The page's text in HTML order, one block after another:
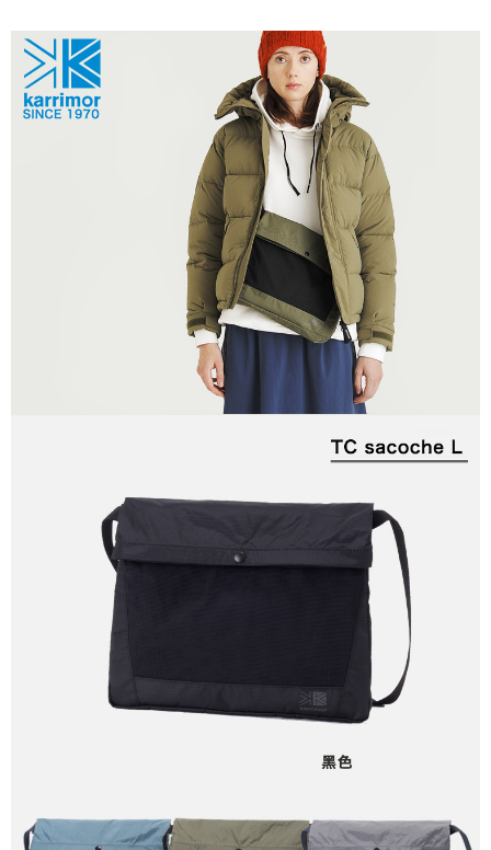
２．訂單成立數日內，您將收到繳費通知簡訊。
３．收到繳費通知簡訊後14天內，點擊此簡訊中的連結，可透過四大超商／
ATM／網路銀行／等多元方式進行付款，方視為交易完成。
※ 請注意：結帳手續完成當下不需立刻繳費，但若您需要取消訂單，請聯絡
購買商品的店家。未經商家同意取消之訂單仍視為有效，需透過AFTEE先享
※ 交易是否成功請以「AFTEE先享後付 」之結帳頁面顯示為準，若有關於
是否繳費成功／繳費後需取消欲退款等相關疑問，請聯繫「AFTEE先享後付
https://netprotections.freshdesk.com/support/home
１．透過由恩沛科技股份有限公司提供之「AFTEE先享後付」服務完成之交
易，需依本服務之必要範圍內提供個人資料，並將交易相關給付款項請求債
權轉讓予恩沛科技股份有限公司。
２．關於個人資料處理事宜，請瀏覽以下網址：
https://aftee.tw/terms/#terms3
３．未成年的使用者請事先徵得法定代理人或監護人之同意方可使用
「AFTEE先享後付」，若未經同意申辦者引起之損失，本公司不負相關責
４．使用「AFTEE先享後付」時，將依據個別帳號之用戶狀況，依本公司即
５．嚴禁一人註冊多個帳號或使用他人資訊註冊。若發現惡意使用之情形，